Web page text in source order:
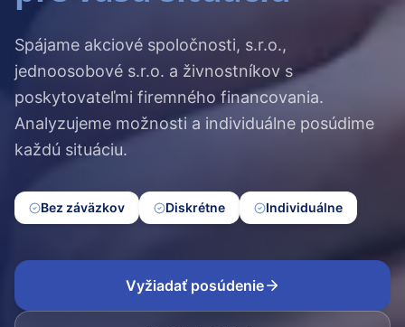
Spájame akciové spoločnosti, s.r.o.,
jednoosobové s.r.o. a živnostníkov s
poskytovateľmi firemného financovania.
Analyzujeme možnosti a individuálne posúdime
každú situáciu.
Bez záväzkov Diskrétne Individuálne
Vyžiadať posúdenie